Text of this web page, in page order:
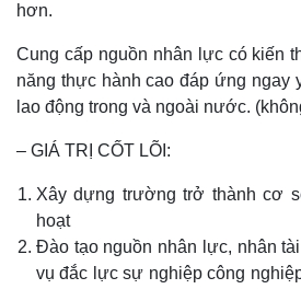
hơn.
Cung cấp nguồn nhân lực có kiến
năng thực hành cao đáp ứng ngay
lao động trong và ngoài nước.
– GIÁ TRỊ CỐT LÕI:
Xây dựng trường trở thành cơ
hoạt
Đào tạo nguồn nhân lực, nhân
vụ đắc lực sự nghiệp công